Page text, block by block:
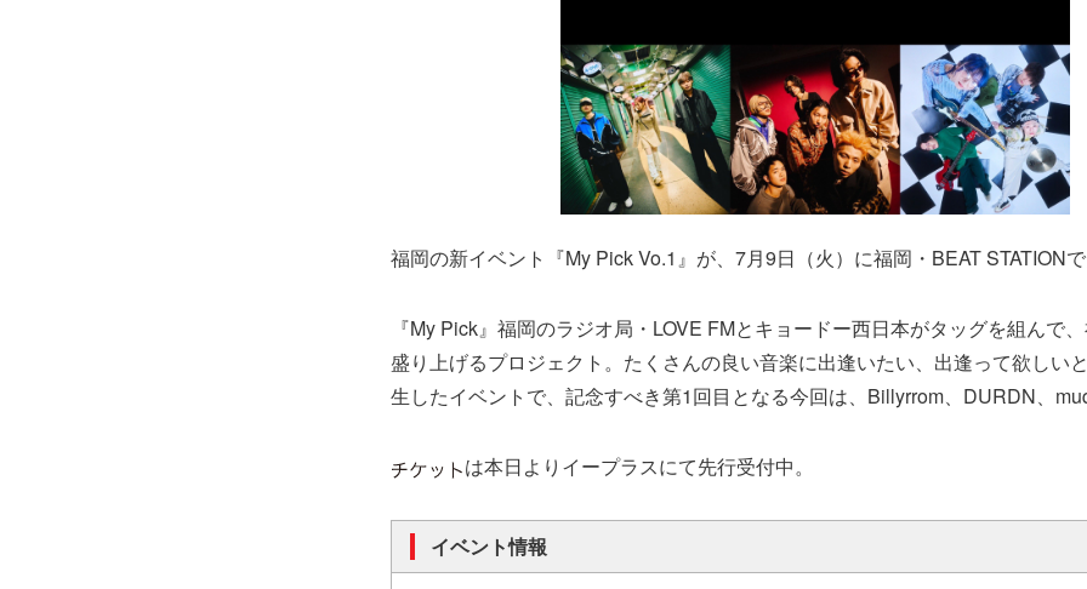
福岡の新イベント『My Pick Vo.1』が、7月9日（火）に福岡・BEAT STATION
『My Pick』福岡のラジオ局・LOVE FMとキョードー西日本がタッグを組んで
盛り上げるプロジェクト。たくさんの良い音楽に出逢いたい、出逢って欲しい
生したイベントで、記念すべき第1回目となる今回は、Billyrrom、DURDN、
は本日よりイープラスにて先行受付中。
イベント情報